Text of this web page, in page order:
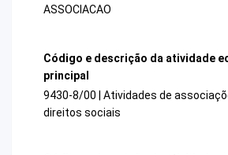
ASSOCIACAO
Código e descrição da atividade
principal
9430-8/00 | Atividades de
direitos sociais